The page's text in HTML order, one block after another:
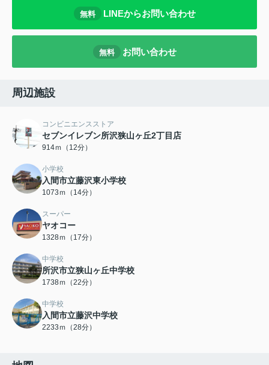
無料 LINEからお問い合わせ
無料 お問い合わせ
周辺施設
コンビニエンスストア
セブンイレブン所沢狭山ヶ丘2丁目店
914ｍ（12分）
小学校
入間市立藤沢東小学校
1073ｍ（14分）
スーパー
ヤオコー
1328ｍ（17分）
中学校
所沢市立狭山ヶ丘中学校
1738ｍ（22分）
中学校
入間市立藤沢中学校
2233ｍ（28分）